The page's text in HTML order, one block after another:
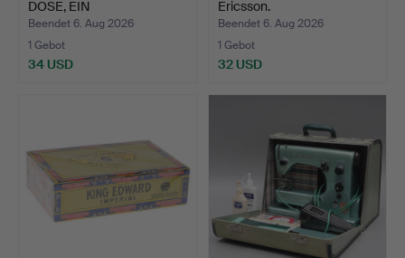
DOSE, EIN
BRIEFBESCHWERER…
Beendet 6. Aug 2026
1 Gebot
34 USD
Ericsson.
Beendet 6. Aug 2026
1 Gebot
32 USD